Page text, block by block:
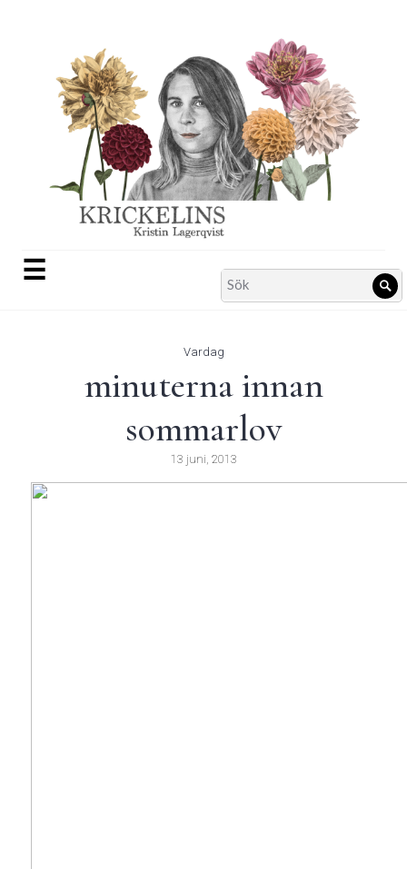
☰
Search
for:
Vardag
minuterna innan
sommarlov
13 juni, 2013